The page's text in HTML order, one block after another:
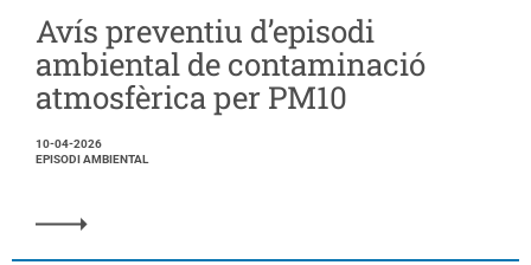
Avís preventiu d’episodi
ambiental de contaminació
atmosfèrica per PM10
10-04-2026
EPISODI AMBIENTAL